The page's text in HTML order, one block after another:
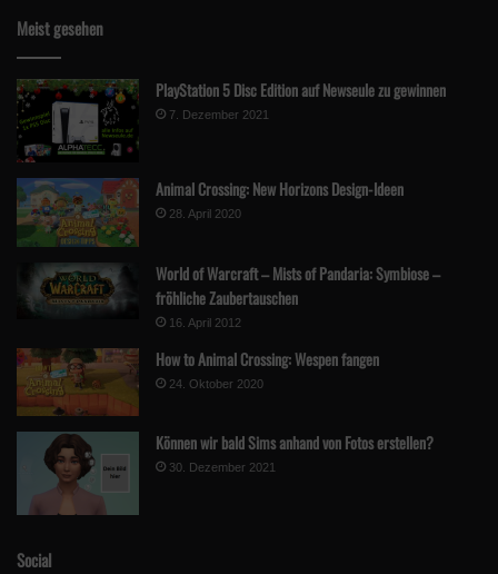
Meist gesehen
PlayStation 5 Disc Edition auf Newseule zu gewinnen
7. Dezember 2021
Animal Crossing: New Horizons Design-Ideen
28. April 2020
World of Warcraft – Mists of Pandaria: Symbiose –
fröhliche Zaubertauschen
16. April 2012
How to Animal Crossing: Wespen fangen
24. Oktober 2020
Können wir bald Sims anhand von Fotos erstellen?
30. Dezember 2021
Social